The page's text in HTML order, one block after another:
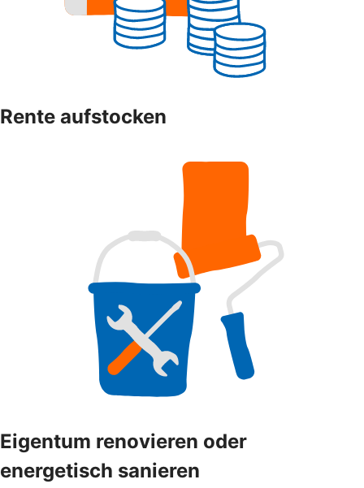
Rente aufstocken
Eigentum renovieren oder
energetisch sanieren